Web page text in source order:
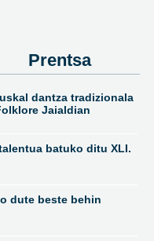
Prentsa
dantza tradizionala
Jaialdian
batuko ditu XLI.
dute beste behin